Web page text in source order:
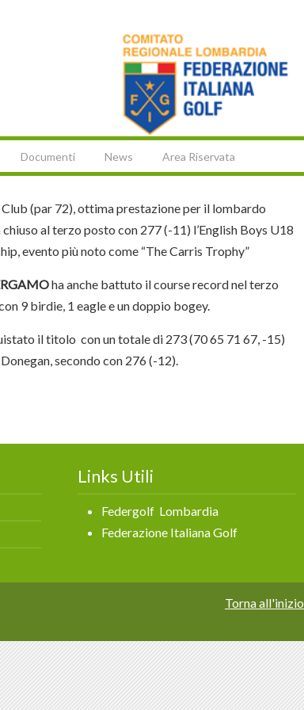
Documenti News Area Riservata
(par 72), ottima prestazione per il lombardo
al terzo posto con 277 (-11) l’English Boys U18
evento più noto come “The Carris Trophy”
ha anche battuto il course record nel terzo
9 birdie, 1 eagle e un doppio bogey.
il titolo con un totale di 273 (70 65 71 67, -15)
secondo con 276 (-12).
Links Utili
Federgolf Lombardia
Federazione Italiana Golf
Torna all'inizio